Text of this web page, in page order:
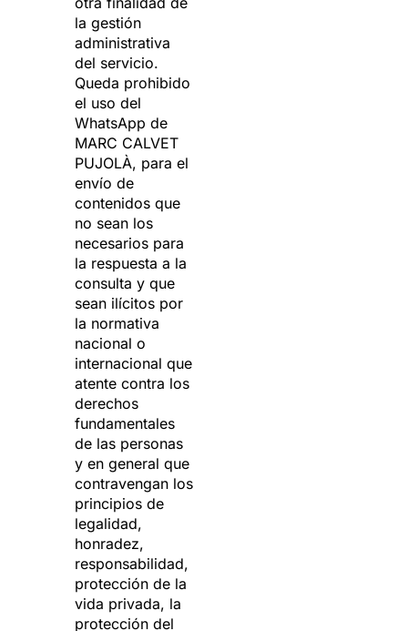
la gestión
administrativa
del servicio.
Queda prohibido
el uso del
WhatsApp de
MARC CALVET
PUJOLÀ, para el
envío de
contenidos que
no sean los
necesarios para
la respuesta a la
consulta y que
sean ilícitos por
la normativa
nacional o
internacional que
atente contra los
derechos
fundamentales
de las personas
y en general que
contravengan los
principios de
legalidad,
honradez,
responsabilidad,
protección de la
vida privada, la
protección del